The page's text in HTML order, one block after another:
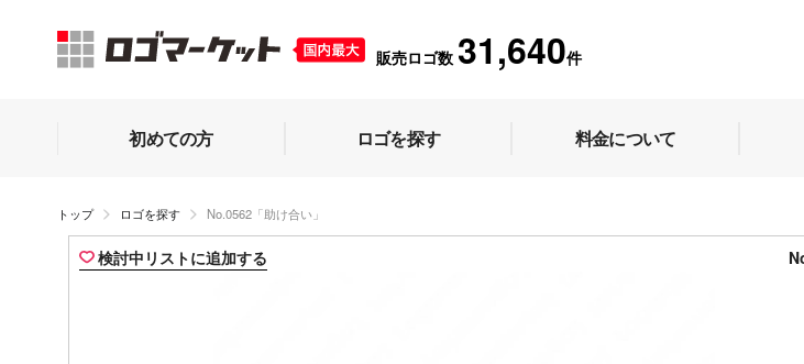
販売ロゴ数 31,640件
初めての方 ロゴを探す 料金について
トップ ロゴを探す No.0562「助け合い」
検討中リストに追加する